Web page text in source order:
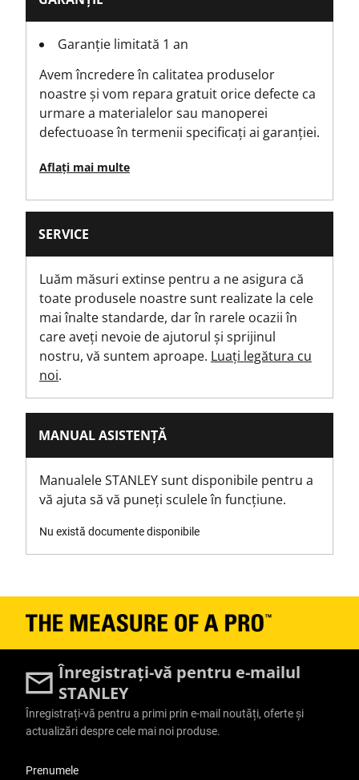
Is Magnetic?
No
Is Spark Proof?
No
No
Number Of Pieces
1
Ambalare
Înălțime produs [mm]
Lungime produs [mm]
Greutate produs [Kg]
Lățime produs [mm]
Dimensiunea cheii tubulare [mm]
Garanție limitată 1 an
Avem încredere în calitatea produselor
noastre și vom repara gratuit orice defecte ca
urmare a materialelor sau manoperei
defectuoase în termenii specificați ai garanției.
Aflați mai multe
SERVICE
Luăm măsuri extinse pentru a ne asigura că
toate produsele noastre sunt realizate la cele
mai înalte standarde, dar în rarele ocazii în
care aveți nevoie de ajutorul și sprijinul
nostru, vă suntem aproape. Luați legătura cu
noi.
MANUAL ASISTENȚĂ
Manualele STANLEY sunt disponibile pentru a
vă ajuta să vă puneți sculele în funcțiune.
Nu există documente disponibile
Înregistrați-vă pentru e-mailul
STANLEY
Înregistrați-vă pentru a primi prin e-mail noutăți, oferte și
actualizări despre cele mai noi produse.
Prenumele